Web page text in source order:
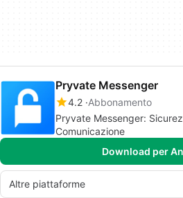
Pryvate Messenger
4.2 Abbonamento
Pryvate Messenger:
Comunicazione
Download per
Altre piattaforme